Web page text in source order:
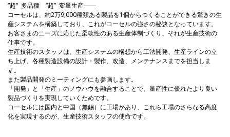
“超” 多品種 “超” 変量生産――
コーセルは、約2万9,000種類ある製品を1個からつくることができる驚きの生
産システムを構築しており、これがコーセルの強さの秘訣となっています。
お客さまのニーズに応じた柔軟性のある生産体制づくり、それが生産技術の
仕事です。
生産技術のスタッフは、生産システムの構想から工法開発、生産ラインの立
ち上げ、各種製造設備の設計・製作、改造、メンテナンスまでを担当しま
す。
また製品開発のミーティングにも参画します。
「開発」と「生産」のノウハウを融合することで、量産性に優れたより良い
製品づくりを実現していくためです。
コーセルには国内と中国（無錫）に工場があり、これら工場のさらなる高度
化を実現するのが、生産技術スタッフの使命です。